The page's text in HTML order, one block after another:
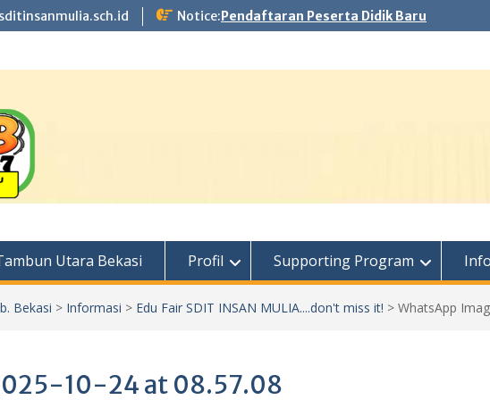
Notice:Pendaftaran Peserta Didik Baru
Utara Bekasi Profil Supporting Program
Bekasi > Informasi > Edu Fair SDIT INSAN MULIA....don't miss it! > WhatsApp
10-24 at 08.57.08